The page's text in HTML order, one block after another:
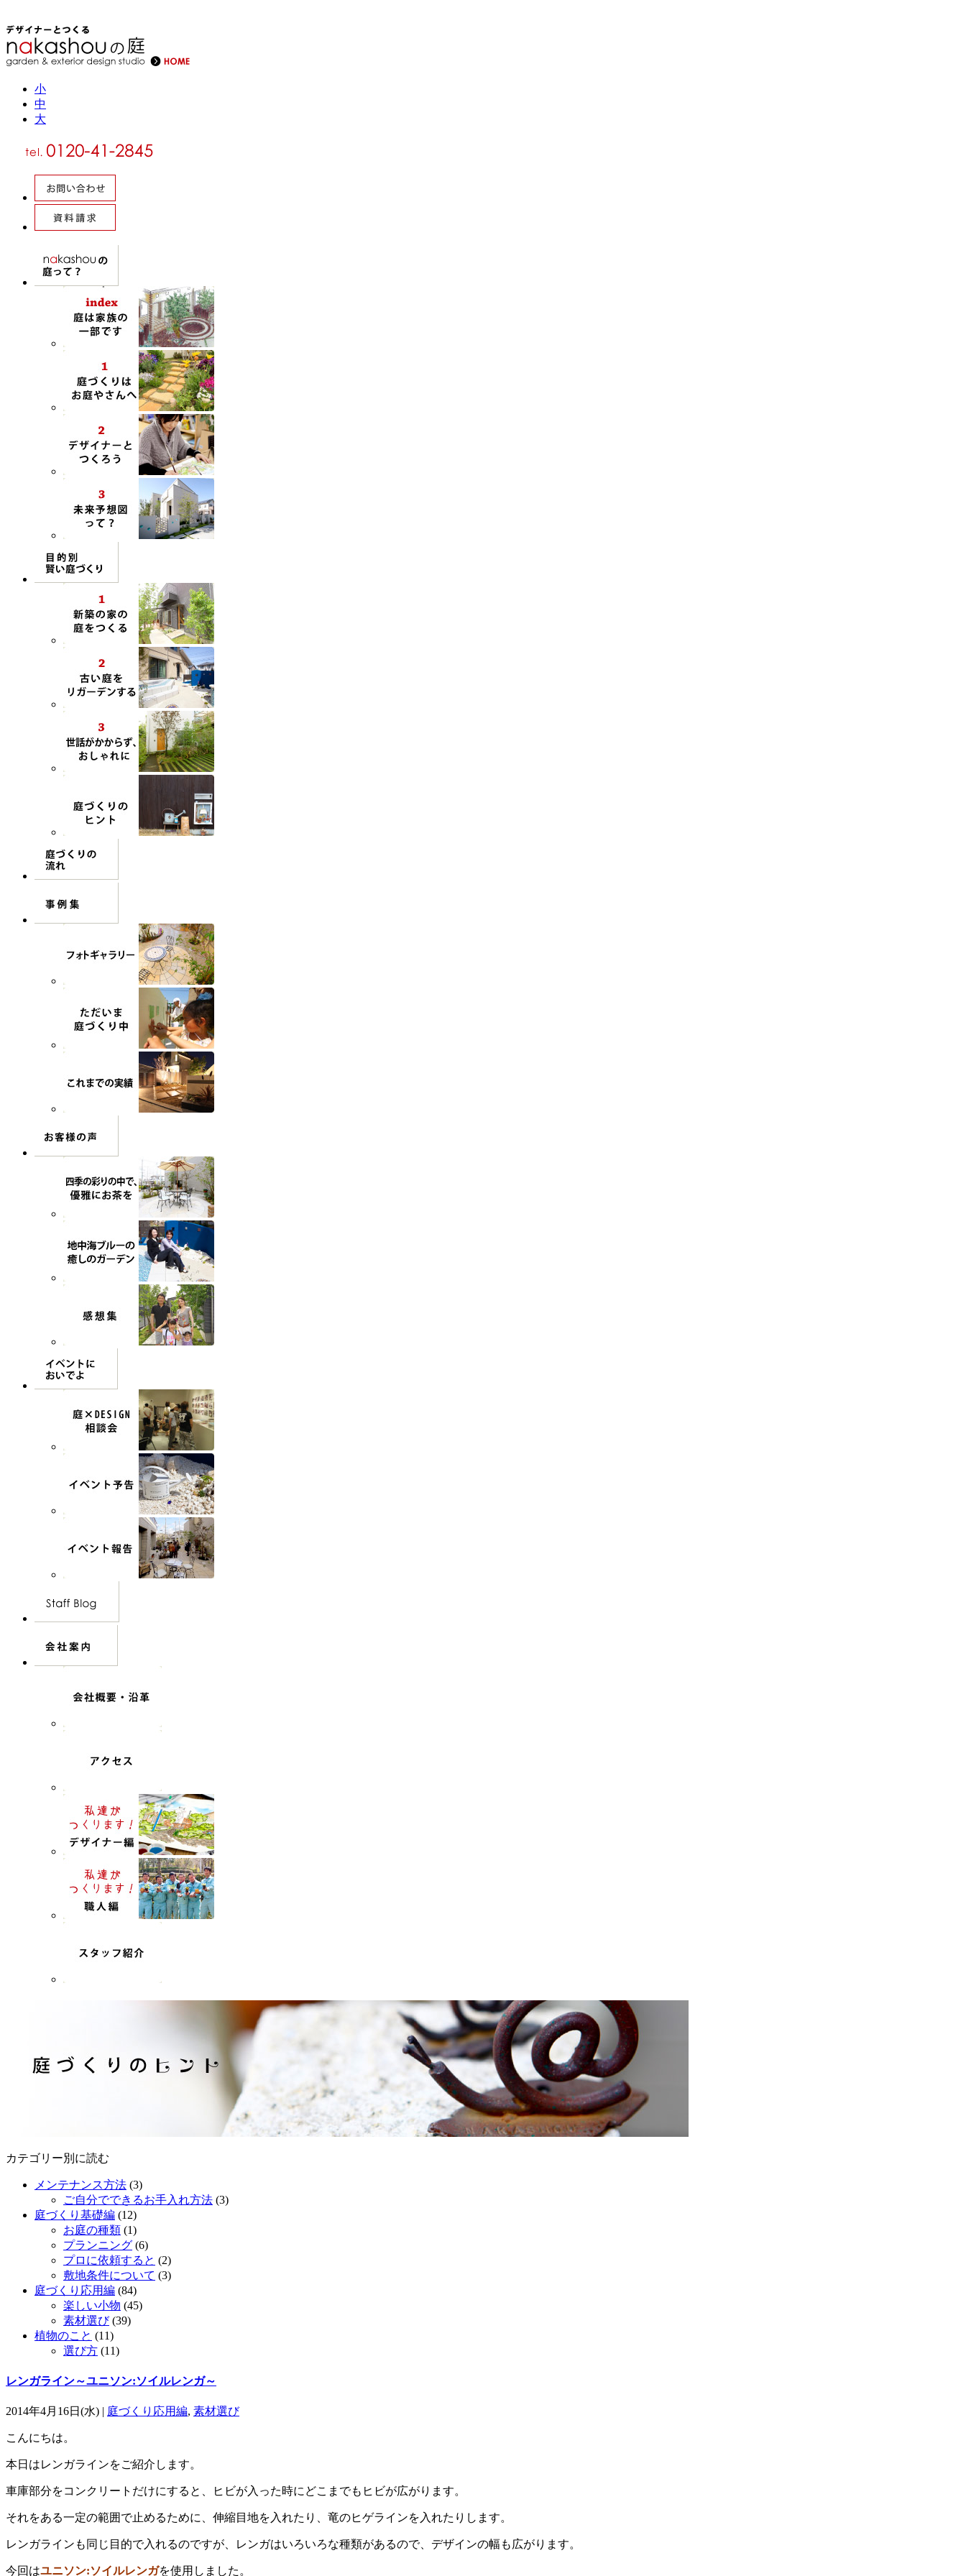
小
中
大
カテゴリー別に読む
メンテナンス方法 (3)
ご自分でできるお手入れ方法 (3)
庭づくり基礎編 (12)
お庭の種類 (1)
プランニング (6)
プロに依頼すると (2)
敷地条件について (3)
庭づくり応用編 (84)
楽しい小物 (45)
素材選び(39)
植物のこと (11)
選び方 (11)
レンガライン～ユニソン:ソイルレンガ～
2014年4月16日(水) | 庭づくり応用編, 素材選び
こんにちは。
本日はレンガラインをご紹介します。
車庫部分をコンクリートだけにすると、ヒビが入った時にどこまでもヒビが広がります。
それをある一定の範囲で止めるために、伸縮目地を入れたり、竜のヒゲラインを入れたりします。
レンガラインも同じ目的で入れるのですが、レンガはいろいろな種類があるので、デザインの幅も広がります。
今回はユニソン:ソイルレンガを使用しました。